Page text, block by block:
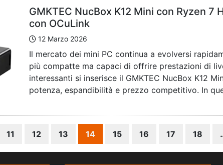
GMKTEC NucBox K12 Mini con Ryzen
con OCuLink
12 Marzo 2026
Il mercato dei mini PC continua a evolversi
più compatte ma capaci di offrire prestazioni di
interessanti si inserisce il GMKTEC NucBox K12
potenza, espandibilità e prezzo competitivo. In
11 12 13 14 15 16 17 18